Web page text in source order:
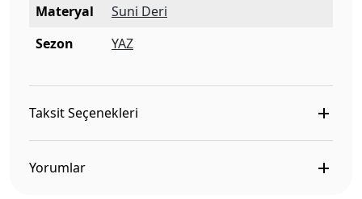
Materyal
Suni Deri
Sezon
YAZ
Taksit Seçenekleri
Yorumlar